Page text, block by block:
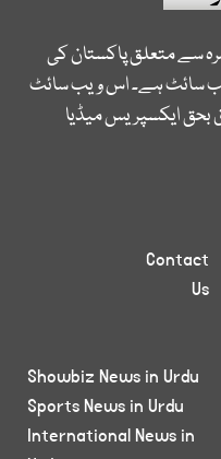
سے متعلق پاکستان کی
سائٹ ہے۔ اس ویب سائٹ
بحق ایکسپریس میڈیا
Contact
Us
Showbiz News in Urdu
Sports News in Urdu
International News in